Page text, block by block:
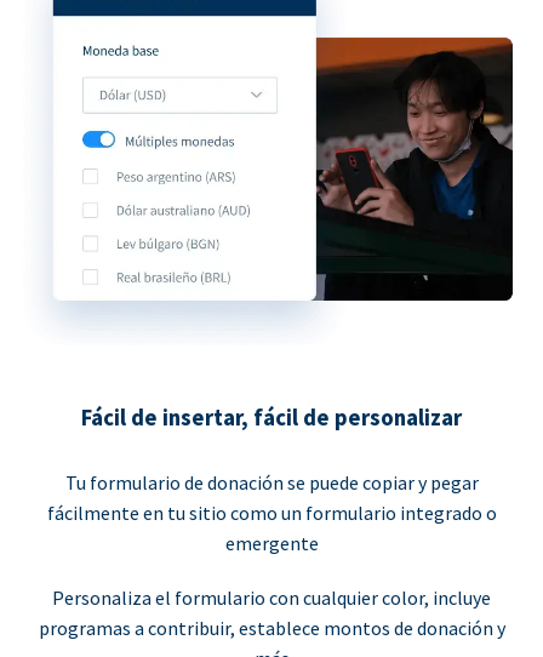
Fácil de insertar, fácil de personalizar
Tu formulario de donación se puede copiar y pegar
fácilmente en tu sitio como un formulario integrado o
emergente
Personaliza el formulario con cualquier color, incluye
programas a contribuir, establece montos de donación y